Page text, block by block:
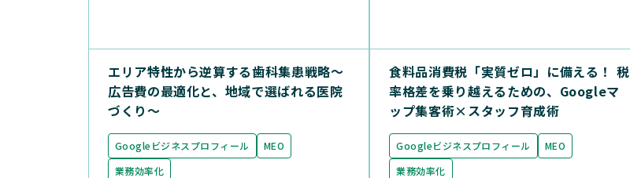
エリア特性から逆算する歯科集患戦略〜
広告費の最適化と、地域で選ばれる医院
づくり〜
Googleビジネスプロフィール
MEO
業務効率化
食料品消費税「実質ゼロ」に備える！ 税
率格差を乗り越えるための、Googleマ
ップ集客術×スタッフ育成術
Googleビジネスプロフィール
MEO
業務効率化